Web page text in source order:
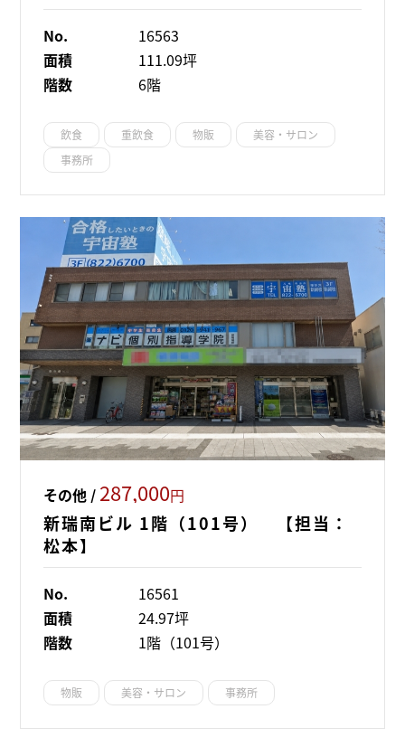
No.
16563
面積
111.09坪
階数
6階
飲食 重飲食 物販
美容・サロン
事務所
その他 / 287,000円
新瑞南ビル 1階（101号） 【担当：
松本】
No.
16561
面積
24.97坪
階数
1階（101号）
物販 美容・サロン 事務所